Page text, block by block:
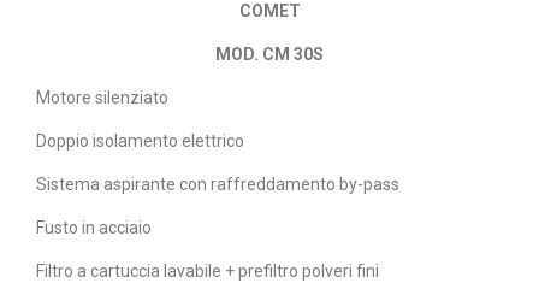
COMET
MOD. CM 30S
Motore silenziato
Doppio isolamento elettrico
Sistema aspirante con raffreddamento by-pass
Fusto in acciaio
Filtro a cartuccia lavabile + prefiltro polveri fini